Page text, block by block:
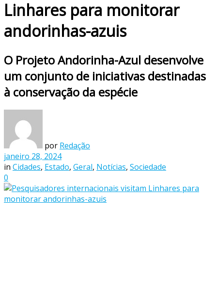
Linhares para monitorar
andorinhas-azuis
O Projeto Andorinha-Azul desenvolve
um conjunto de iniciativas destinadas
à conservação da espécie
por Redação
janeiro 28, 2024
in Cidades, Estado, Geral, Notícias, Sociedade
0